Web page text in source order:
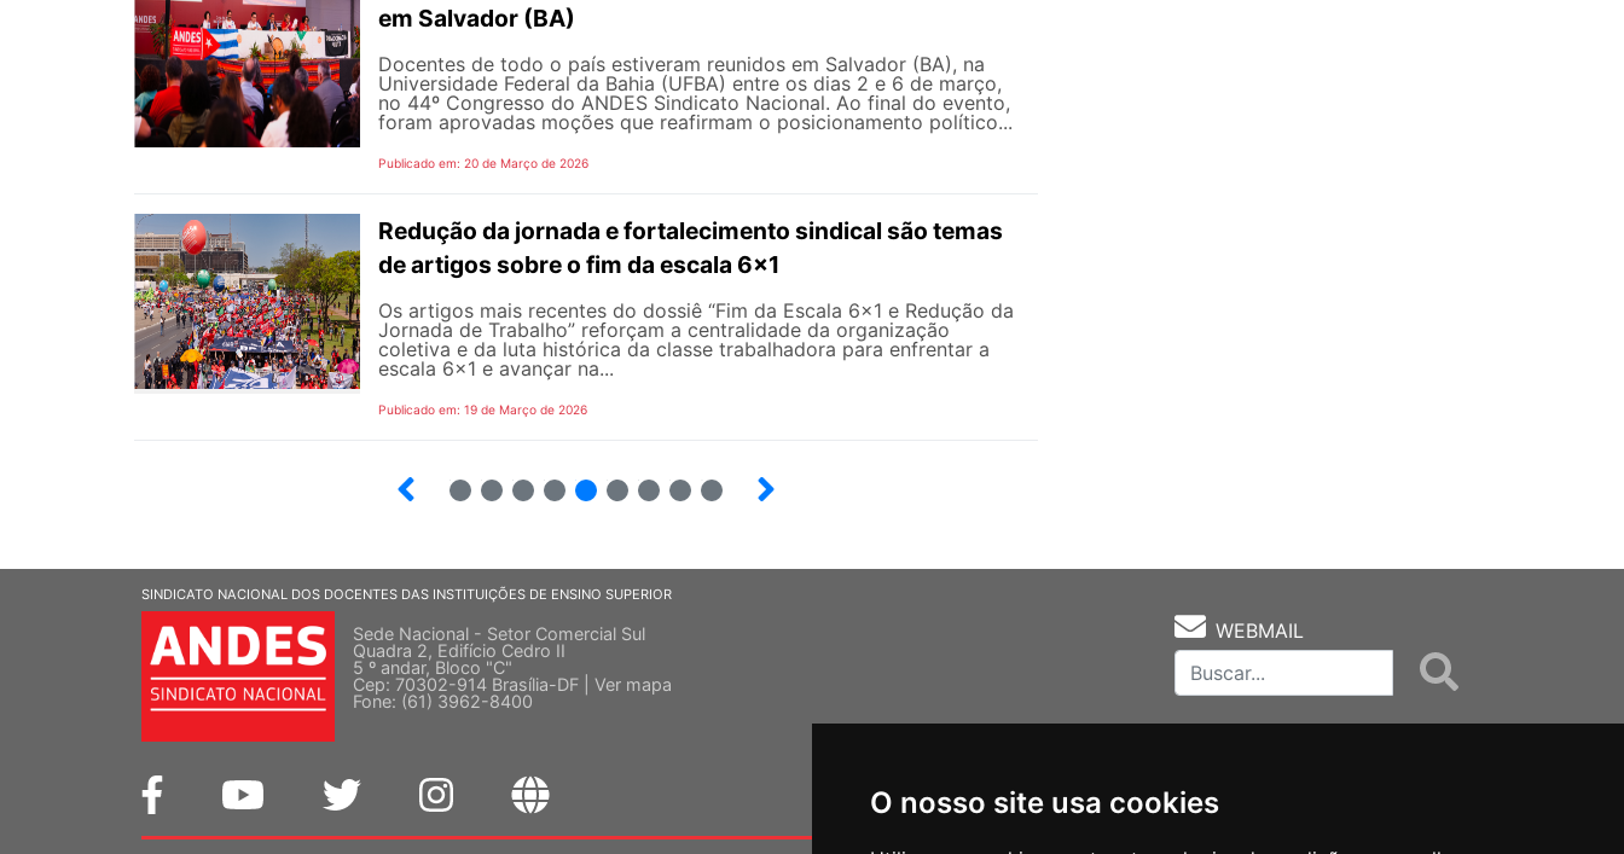
O nosso site usa cookies
em Salvador (BA)
Docentes de todo o país estiveram reunidos em Salvador (BA), na
Universidade Federal da Bahia (UFBA) entre os dias 2 e 6 de março,
no 44º Congresso do ANDES Sindicato Nacional. Ao final do evento,
foram aprovadas moções que reafirmam o posicionamento político...
Publicado em: 20 de Março de 2026
Redução da jornada e fortalecimento sindical são temas
de artigos sobre o fim da escala 6x1
Os artigos mais recentes do dossiê “Fim da Escala 6×1 e Redução da
Jornada de Trabalho” reforçam a centralidade da organização
coletiva e da luta histórica da classe trabalhadora para enfrentar a
escala 6x1 e avançar na...
Publicado em: 19 de Março de 2026
SINDICATO NACIONAL DOS DOCENTES DAS INSTITUIÇÕES DE ENSINO SUPERIOR
Sede Nacional - Setor Comercial Sul
Quadra 2, Edifício Cedro II
5 º andar, Bloco "C"
Cep: 70302-914 Brasília-DF | Ver mapa
Fone: (61) 3962-8400
WEBMAIL